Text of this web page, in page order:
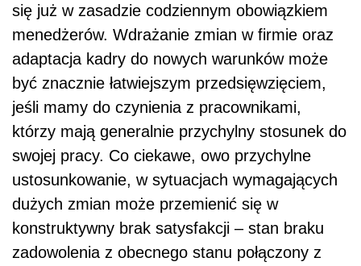
się już w zasadzie codziennym obowiązkiem
menedżerów. Wdrażanie zmian w firmie oraz
adaptacja kadry do nowych warunków może
być znacznie łatwiejszym przedsięwzięciem,
jeśli mamy do czynienia z pracownikami,
którzy mają generalnie przychylny stosunek do
swojej pracy. Co ciekawe, owo przychylne
ustosunkowanie, w sytuacjach wymagających
dużych zmian może przemienić się w
konstruktywny brak satysfakcji – stan braku
zadowolenia z obecnego stanu połączony z